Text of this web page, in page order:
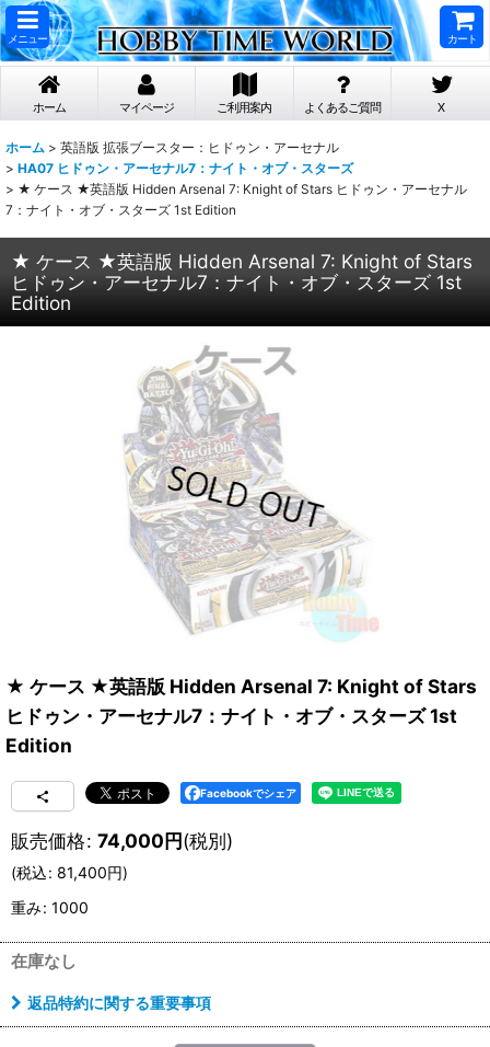
メニュー カート
ホーム マイページ ご利用案内 よくあるご質問 X
ホーム > 英語版 拡張ブースター：ヒドゥン・アーセナル
> HA07 ヒドゥン・アーセナル7：ナイト・オブ・スターズ
> ★ ケース ★英語版 Hidden Arsenal 7: Knight of Stars ヒドゥン・アーセナル
7：ナイト・オブ・スターズ 1st Edition
★ ケース ★英語版 Hidden Arsenal 7: Knight of Stars
ヒドゥン・アーセナル7：ナイト・オブ・スターズ 1st
Edition
★ ケース ★英語版 Hidden Arsenal 7: Knight of Stars
ヒドゥン・アーセナル7：ナイト・オブ・スターズ 1st
Edition
Facebookでシェア
販売価格: 74,000円(税別)
(税込: 81,400円)
重み: 1000
在庫なし
返品特約に関する重要事項